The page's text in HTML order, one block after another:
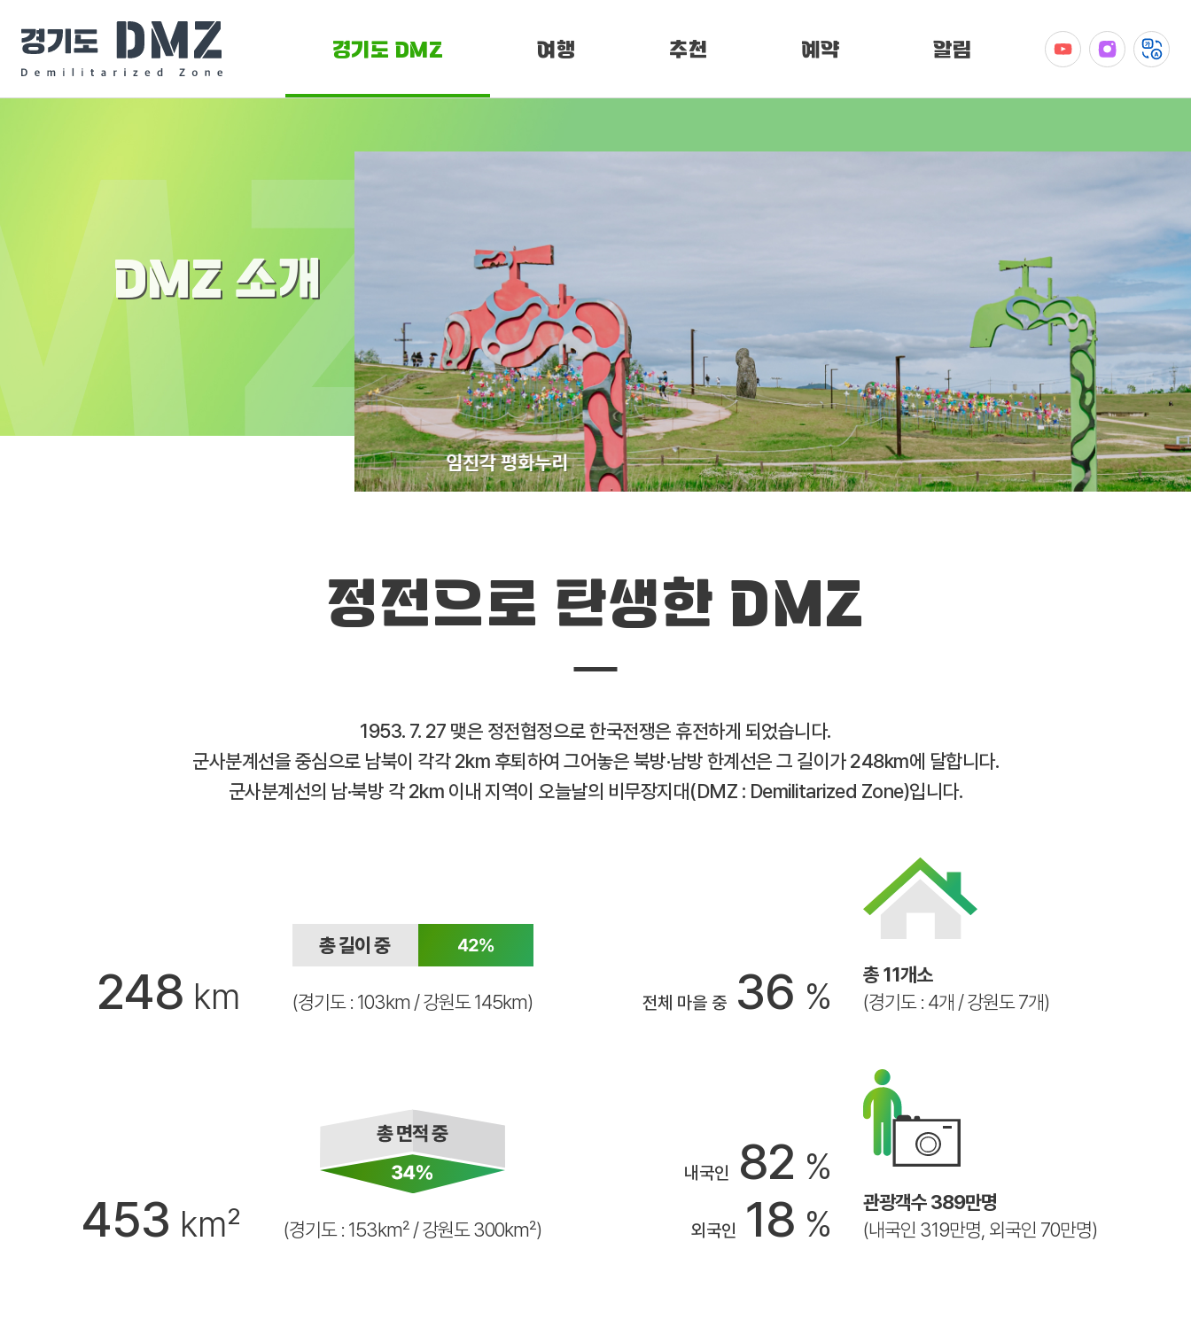
경기도 DMZ 여행
DMZ 평화누리길
추천 예약 알림
DMZ 소개
임진각 평화누리
정전으로 탄생한 DMZ
1953. 7. 27 맺은 정전협정으로 한국전쟁은 휴전하게 되었습니다.
군사분계선을 중심으로 남북이 각각 2km 후퇴하여 그어놓은 북방·남방 한계선은 그 길이가 248km에 달합니다.
군사분계선의 남·북방 각 2km 이내 지역이 오늘날의 비무장지대(DMZ : Demilitarized Zone)입니다.
248 km (경기도 : 103km / 강원도 145km)
453 km² (경기도 : 153km² / 강원도 300km²)
전체 마을 중 36 %
총 11개소
(경기도 : 4개 / 강원도 7개)
내국인 82 %
외국인 18 %
관광객수 389만명
(내국인 319만명, 외국인 70만명)